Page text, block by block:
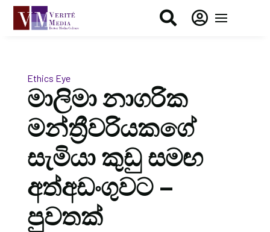
 
Ethics Eye
මාලිමා නාගරික
මන්ත්‍රීවරියකගේ
සැමියා කුඩු සමඟ
අත්අඩංගුවට –
පුවතක්